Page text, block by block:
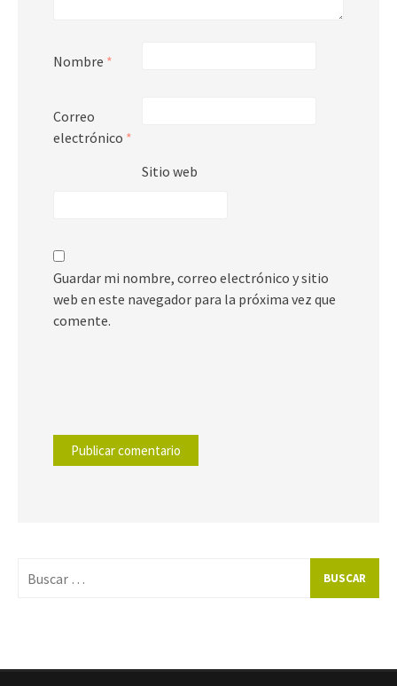
Nombre *
Correo
electrónico *
Sitio web
Guardar mi nombre, correo electrónico y sitio
web en este navegador para la próxima vez que
comente.
por: